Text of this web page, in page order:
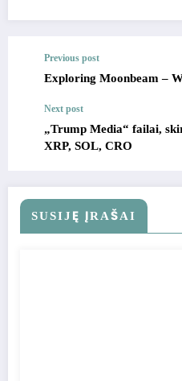
Previous post
Exploring Moonbeam –
Next post
„Trump Media“ failai,
XRP, SOL, CRO
SUSIJĘ ĮRAŠAI